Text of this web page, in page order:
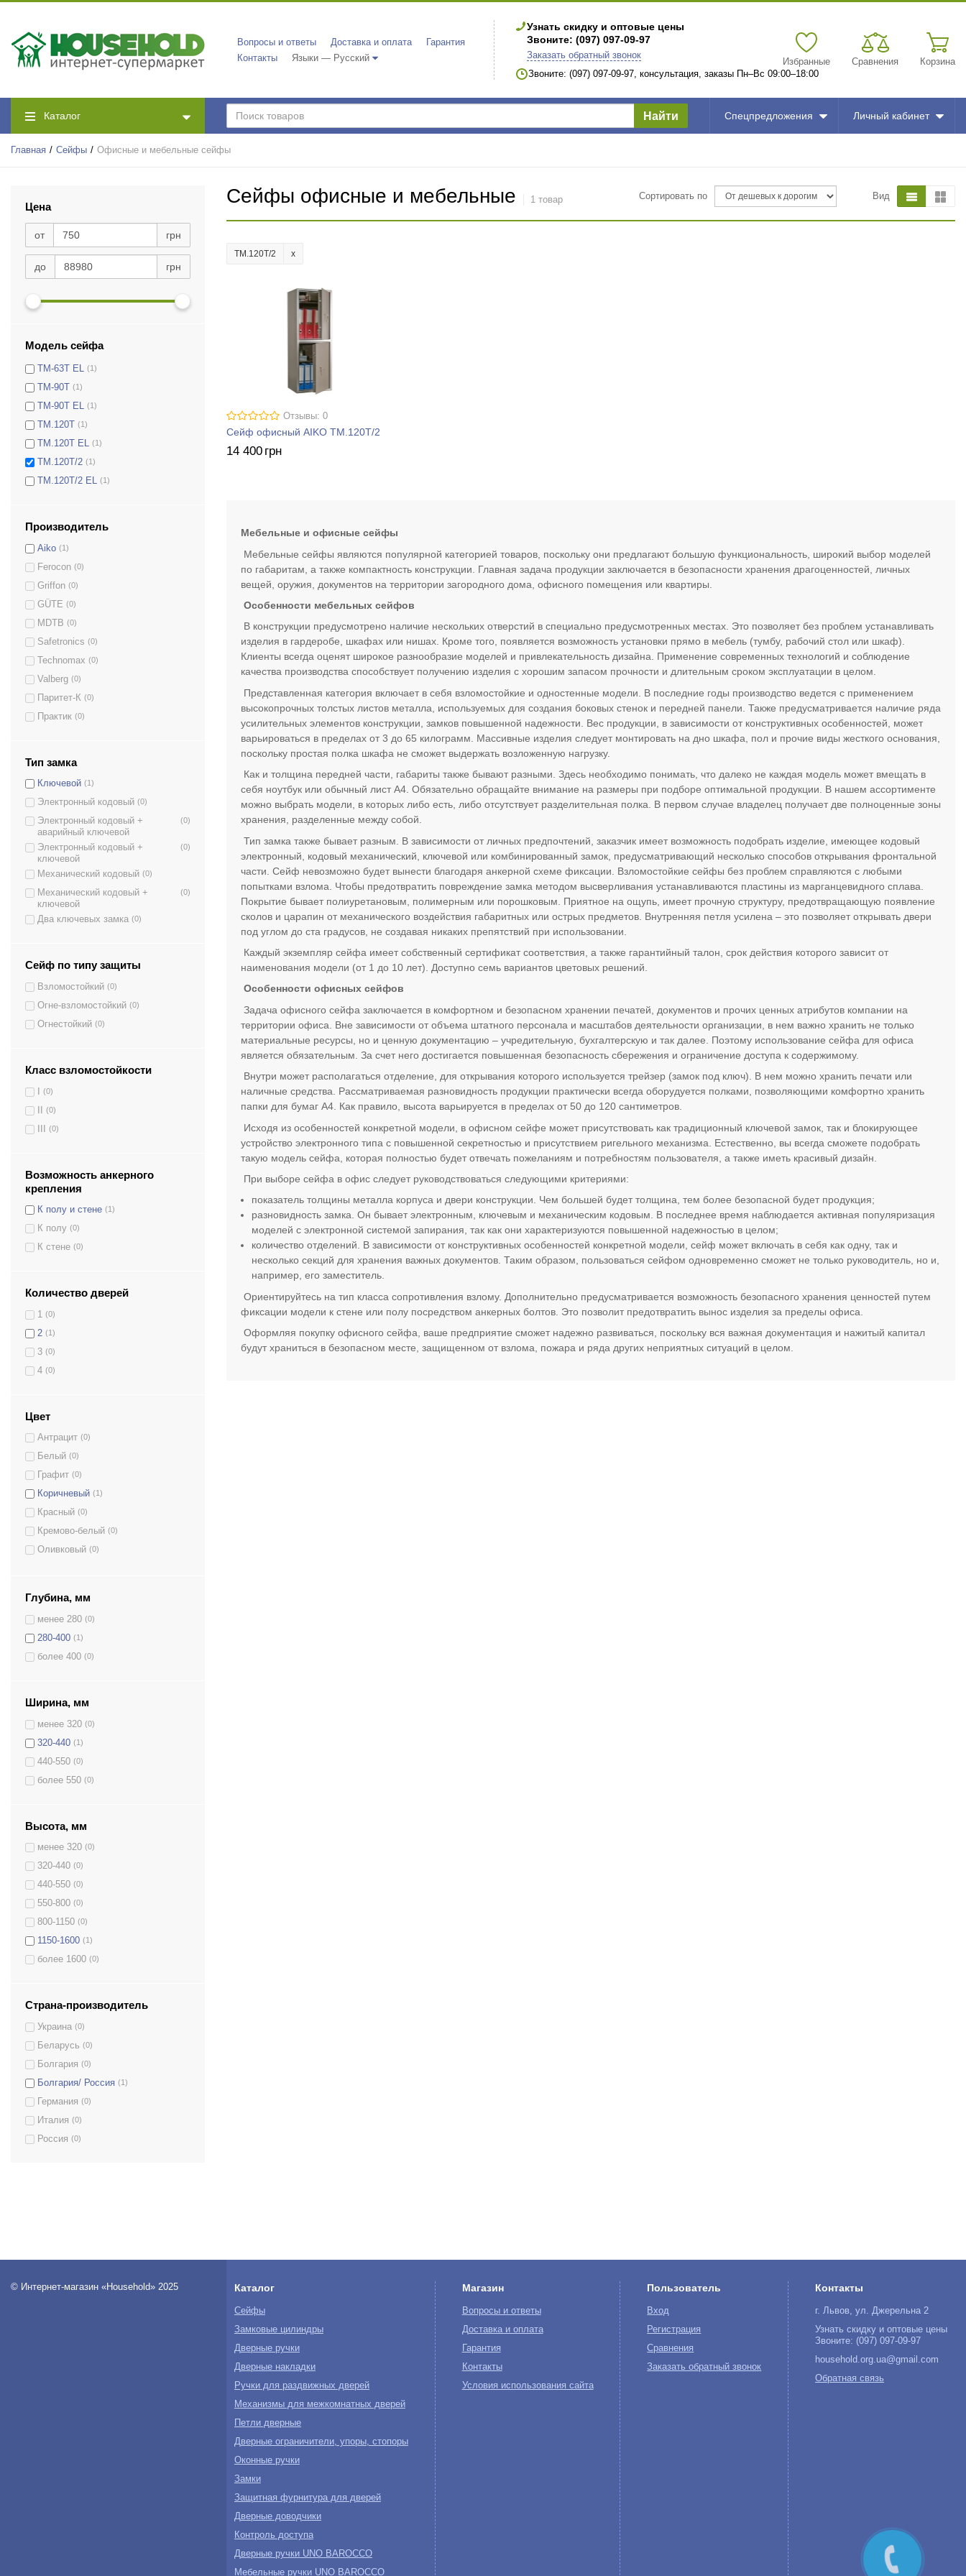
Вопросы и ответы Доставка и оплата
Гарантия
Контакты
Языки — Русский
Узнать скидку и оптовые цены
Звоните: (097) 097-09-97
Заказать обратный звонок
Звоните: (097) 097-09-97, консультация, заказы Пн–Вс 09:00–18:00
Избранные Сравнения Корзина
Каталог Найти Спецпредложения Личный кабинет
Главная Сейфы Офисные и мебельные сейфы
Цена
от грн
до грн
Модель сейфа
T-40 EL (1)
T-140 EL (1)
T-140 KL (1)
T-200 KL
T-280 EL (1)
T-280 KL (1)
ТM-25
ТM-30
ТM-63T (1)
ТM-63T EL (1)
ТM-90Т (1)
ТM-90Т EL (1)
TM.120Т (1)
TM.120Т EL (1)
TM.120Т/2 (1)
TM.120Т/2 EL (1)
Производитель
Aiko (1)
Ferocon (0)
Griffon (0)
GÜTE (0)
MDTB (0)
Safetronics (0)
Technomax (0)
Valberg (0)
Паритет-К (0)
Практик (0)
Тип замка
Ключевой (1)
Электронный кодовый (0)
Электронный кодовый +
аварийный ключевой
(0)
Электронный кодовый +
ключевой
(0)
Механический кодовый (0)
Механический кодовый +
ключевой
(0)
Два ключевых замка (0)
Сейф по типу защиты
Взломостойкий (0)
Огне-взломостойкий (0)
Огнестойкий (0)
Класс взломостойкости
(0)
(0)
(0)
Возможность анкерного
крепления
К полу и стене (1)
К полу (0)
К стене (0)
Количество дверей
1 (0)
2 (1)
3 (0)
4 (0)
Цвет
Антрацит (0)
Белый (0)
Графит (0)
Коричневый (1)
Красный (0)
Кремово-белый (0)
Оливковый (0)
Серый антрацит
Синий (0)
Слоновая кость
Темно-зеленый
Темно-синий
Черный
Черный/Бежевый
Черный/Кремовый
Глубина, мм
менее 280 (0)
280-400 (1)
более 400 (0)
Ширина, мм
менее 320 (0)
320-440 (1)
440-550 (0)
более 550 (0)
Высота, мм
менее 320 (0)
320-440 (0)
440-550 (0)
550-800 (0)
800-1150 (0)
1150-1600 (1)
более 1600 (0)
Страна-производитель
Украина (0)
Беларусь (0)
Болгария (0)
Болгария/ Россия (1)
Германия (0)
Италия (0)
Россия (0)
Сейфы офисные и мебельные 1 товар Сортировать по Вид
TM.120Т/2
Отзывы: 0
Сейф офисный AIKO TM.120Т/2
14 400 грн
Мебельные и офисные сейфы
Мебельные сейфы являются популярной категорией товаров, поскольку они предлагают большую функциональность, широкий выбор моделей
по габаритам, а также компактность конструкции. Главная задача продукции заключается в безопасности хранения драгоценностей, личных
вещей, оружия, документов на территории загородного дома, офисного помещения или квартиры.
Особенности мебельных сейфов
В конструкции предусмотрено наличие нескольких отверстий в специально предусмотренных местах. Это позволяет без проблем устанавливать
изделия в гардеробе, шкафах или нишах. Кроме того, появляется возможность установки прямо в мебель (тумбу, рабочий стол или шкаф).
Клиенты всегда оценят широкое разнообразие моделей и привлекательность дизайна. Применение современных технологий и соблюдение
качества производства способствует получению изделия с хорошим запасом прочности и длительным сроком эксплуатации в целом.
Представленная категория включает в себя взломостойкие и одностенные модели. В последние годы производство ведется с применением
высокопрочных толстых листов металла, используемых для создания боковых стенок и передней панели. Также предусматривается наличие ряда
усилительных элементов конструкции, замков повышенной надежности. Вес продукции, в зависимости от конструктивных особенностей, может
варьироваться в пределах от 3 до 65 килограмм. Массивные изделия следует монтировать на дно шкафа, пол и прочие виды жесткого основания,
поскольку простая полка шкафа не сможет выдержать возложенную нагрузку.
Как и толщина передней части, габариты также бывают разными. Здесь необходимо понимать, что далеко не каждая модель может вмещать в
себя ноутбук или обычный лист А4. Обязательно обращайте внимание на размеры при подборе оптимальной продукции. В нашем ассортименте
можно выбрать модели, в которых либо есть, либо отсутствует разделительная полка. В первом случае владелец получает две полноценные зоны
хранения, разделенные между собой.
Тип замка также бывает разным. В зависимости от личных предпочтений, заказчик имеет возможность подобрать изделие, имеющее кодовый
электронный, кодовый механический, ключевой или комбинированный замок, предусматривающий несколько способов открывания фронтальной
части. Сейф невозможно будет вынести благодаря анкерной схеме фиксации. Взломостойкие сейфы без проблем справляются с любыми
попытками взлома. Чтобы предотвратить повреждение замка методом высверливания устанавливаются пластины из марганцевидного сплава.
Покрытие бывает полиуретановым, полимерным или порошковым. Приятное на ощупь, имеет прочную структуру, предотвращающую появление
сколов и царапин от механического воздействия габаритных или острых предметов. Внутренняя петля усилена – это позволяет открывать двери
под углом до ста градусов, не создавая никаких препятствий при использовании.
Каждый экземпляр сейфа имеет собственный сертификат соответствия, а также гарантийный талон, срок действия которого зависит от
наименования модели (от 1 до 10 лет). Доступно семь вариантов цветовых решений.
Особенности офисных сейфов
Задача офисного сейфа заключается в комфортном и безопасном хранении печатей, документов и прочих ценных атрибутов компании на
территории офиса. Вне зависимости от объема штатного персонала и масштабов деятельности организации, в нем важно хранить не только
материальные ресурсы, но и ценную документацию – учредительную, бухгалтерскую и так далее. Поэтому использование сейфа для офиса
является обязательным. За счет него достигается повышенная безопасность сбережения и ограничение доступа к содержимому.
Внутри может располагаться отделение, для открывания которого используется трейзер (замок под ключ). В нем можно хранить печати или
наличные средства. Рассматриваемая разновидность продукции практически всегда оборудуется полками, позволяющими комфортно хранить
папки для бумаг А4. Как правило, высота варьируется в пределах от 50 до 120 сантиметров.
Исходя из особенностей конкретной модели, в офисном сейфе может присутствовать как традиционный ключевой замок, так и блокирующее
устройство электронного типа с повышенной секретностью и присутствием ригельного механизма. Естественно, вы всегда сможете подобрать
такую модель сейфа, которая полностью будет отвечать пожеланиям и потребностям пользователя, а также иметь красивый дизайн.
При выборе сейфа в офис следует руководствоваться следующими критериями:
показатель толщины металла корпуса и двери конструкции. Чем большей будет толщина, тем более безопасной будет продукция;
разновидность замка. Он бывает электронным, ключевым и механическим кодовым. В последнее время наблюдается активная популяризация
моделей с электронной системой запирания, так как они характеризуются повышенной надежностью в целом;
количество отделений. В зависимости от конструктивных особенностей конкретной модели, сейф может включать в себя как одну, так и
несколько секций для хранения важных документов. Таким образом, пользоваться сейфом одновременно сможет не только руководитель, но и,
например, его заместитель.
Ориентируйтесь на тип класса сопротивления взлому. Дополнительно предусматривается возможность безопасного хранения ценностей путем
фиксации модели к стене или полу посредством анкерных болтов. Это позволит предотвратить вынос изделия за пределы офиса.
Оформляя покупку офисного сейфа, ваше предприятие сможет надежно развиваться, поскольку вся важная документация и нажитый капитал
будут храниться в безопасном месте, защищенном от взлома, пожара и ряда других неприятных ситуаций в целом.
© Интернет-магазин «Household» 2025 Каталог
Сейфы
Замковые цилиндры
Дверные ручки
Дверные накладки
Ручки для раздвижных дверей
Механизмы для межкомнатных дверей
Петли дверные
Дверные ограничители, упоры, стопоры
Оконные ручки
Замки
Защитная фурнитура для дверей
Дверные доводчики
Контроль доступа
Дверные ручки UNO BAROCCO
Мебельные ручки UNO BAROCCO
Магазин
Вопросы и ответы
Доставка и оплата
Гарантия
Контакты
Условия использования сайта
Пользователь
Вход
Регистрация
Сравнения
Заказать обратный звонок
Контакты
г. Львов, ул. Джерельна 2
Узнать скидку и оптовые цены
Звоните: (097) 097-09-97
household.org.ua@gmail.com
Обратная связь